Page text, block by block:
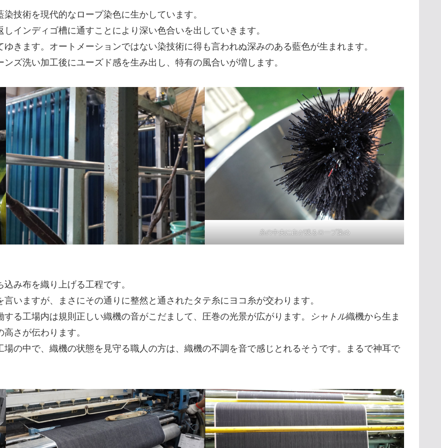
技術を現代的なロープ染色に生かしています。
インディゴ槽に通すことにより深い色合いを出していきます。
きます。オートメーションではない染技術に得も言われぬ深みのある藍色が生まれます。
ズ洗い加工後にユーズド感を生み出し、特有の風合いが増します。
糸の中央に白が残るロープ染め
み布を織り上げる工程です。
いますが、まさにその通りに整然と通されたタテ糸にヨコ糸が交わります。
る工場内は規則正しい織機の音がこだまして、圧巻の光景が広がります。
シャトル織機から生ま
さが伝わります。
の中で、織機の状態を見守る職人の方は、織機の不調を音で感じとれるそうです。まるで神耳で